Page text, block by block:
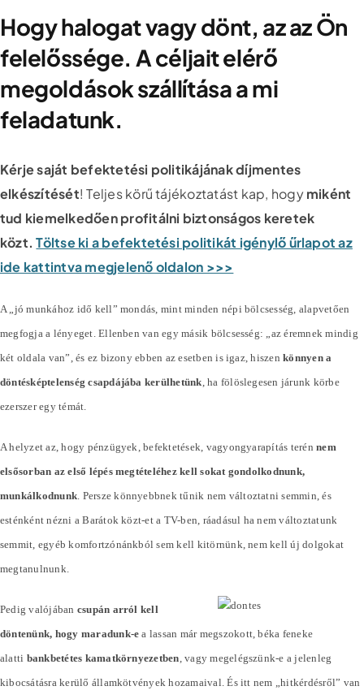
Hogy halogat vagy dönt, az az Ön
felelőssége. A céljait elérő
megoldások szállítása a mi
feladatunk.
Kérje saját befektetési politikájának díjmentes
elkészítését! Teljes körű tájékoztatást kap, hogymiként
tud kiemelkedően profitálni biztonságos keretek
közt. Töltse ki a befektetési politikát igénylő űrlapot az
ide kattintva megjelenő oldalon >>>
A „jó munkához idő kell” mondás, mint minden népi bölcsesség, alapvetően
megfogja a lényeget. Ellenben van egy másik bölcsesség: „az éremnek mindig
két oldala van”, és ez bizony ebben az esetben is igaz, hiszenkönnyen a
döntésképtelenség csapdájába kerülhetünk , ha fölöslegesen járunk körbe
ezerszer egy témát.
A helyzet az, hogy pénzügyek, befektetések, vagyongyarapítás terénnem
elsősorban az első lépés megtételéhez kell sokat gondolkodnunk,
munkálkodnunk . Persze könnyebbnek tűnik nem változtatni semmin, és
esténként nézni a Barátok közt-et a TV-ben, ráadásul ha nem változtatunk
semmit, egyéb komfortzónánkból sem kell kitörnünk, nem kell új dolgokat
megtanulnunk.
Pedig valójában csupán arról kell
döntenünk, hogy maradunk-e a lassan már megszokott, béka feneke
alatti bankbetétes kamatkörnyezetben , vagy megelégszünk-e a jelenleg
kibocsátásra kerülő államkötvények hozamaival. És itt nem „hitkérdésről” van